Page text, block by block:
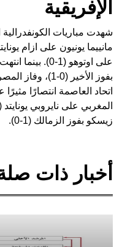
الإفريقية
شهدت مباريات الكونفدرالية
على اوتوهو (1-
زيسكو بفوز الزمالك (1-0).
أخبار ذات